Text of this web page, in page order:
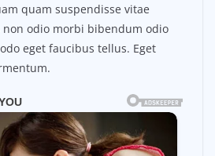
quam suspendisse vitae
odio morbi bibendum odio
eget faucibus tellus. Eget